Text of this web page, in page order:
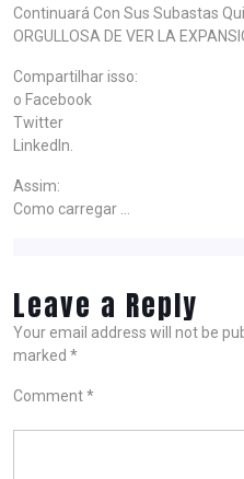
Continuará Con Sus Subastas
ORGULLOSA DE VER LA
Compartilhar isso:
o Facebook
Twitter
LinkedIn.
Assim:
Como carregar …
Leave a Reply
Your email address will not be
marked *
Comment*